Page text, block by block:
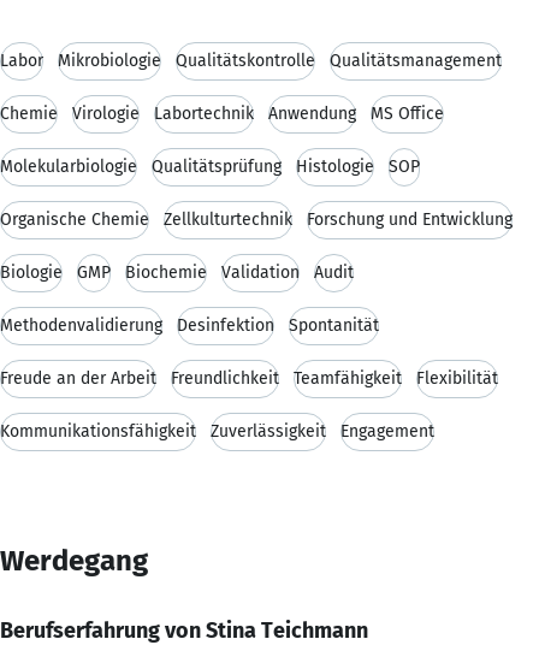
Labor Mikrobiologie Qualitätskontrolle Qualitätsmanagement
Chemie Virologie Labortechnik Anwendung MS Office
Molekularbiologie Qualitätsprüfung Histologie SOP
Organische Chemie Zellkulturtechnik Forschung und Entwicklung
Biologie GMP Biochemie Validation Audit
Methodenvalidierung Desinfektion Spontanität
Freude an der Arbeit Freundlichkeit Teamfähigkeit Flexibilität
Kommunikationsfähigkeit Zuverlässigkeit Engagement
Werdegang
Berufserfahrung von Stina Teichmann